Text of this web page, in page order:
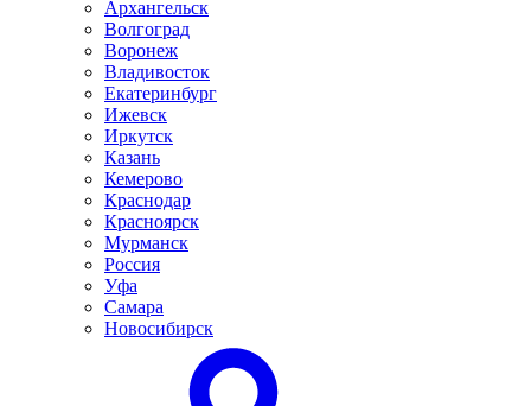
Архангельск
Волгоград
Воронеж
Владивосток
Екатеринбург
Ижевск
Иркутск
Казань
Кемерово
Краснодар
Красноярск
Мурманск
Россия
Уфа
Самара
Новосибирск